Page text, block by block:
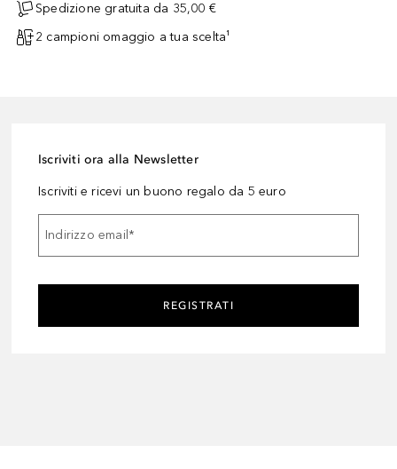
Spedizione gratuita da 35,00 €
2 campioni omaggio a tua scelta¹
Iscriviti ora alla Newsletter
Iscriviti e ricevi un buono regalo da 5 euro
Indirizzo email*
REGISTRATI